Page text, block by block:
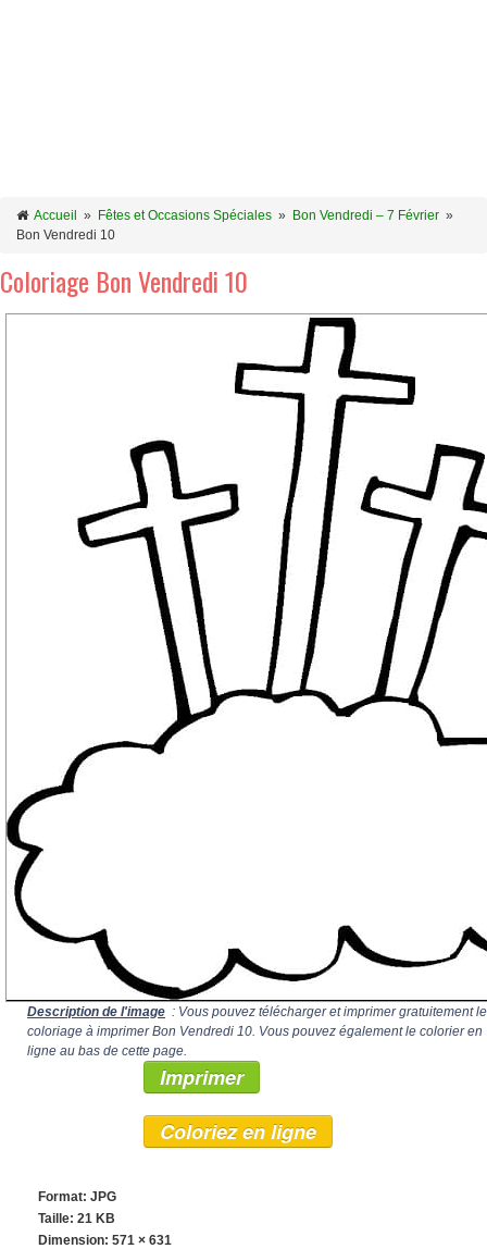
Accueil » Fêtes et Occasions Spéciales » Bon Vendredi – 7 Février »
Bon Vendredi 10
Coloriage Bon Vendredi 10
Description de l'image : Vous pouvez télécharger et imprimer gratuitement le
coloriage à imprimer Bon Vendredi 10. Vous pouvez également le colorier en
ligne au bas de cette page.
Imprimer
Coloriez en ligne
Format: JPG
Taille: 21 KB
Dimension: 571 × 631